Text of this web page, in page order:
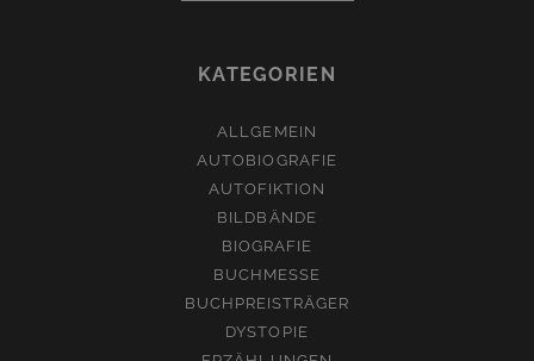
KATEGORIEN
ALLGEMEIN
AUTOBIOGRAFIE
AUTOFIKTION
BILDBÄNDE
BIOGRAFIE
BUCHMESSE
BUCHPREISTRÄGER
DYSTOPIE